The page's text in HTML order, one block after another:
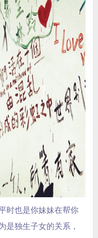
时也是你妹妹在帮你
是独生子女的关系，